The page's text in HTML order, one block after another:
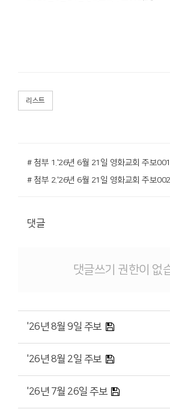
리스트
# 첨부 1.'26년 6월 21일 영화교회 주보
# 첨부 2.'26년 6월 21일 영화교회 주보
댓글
댓글쓰기 권한이 없
'26년 8월 9일 주보
'26년 8월 2일 주보
'26년 7월 26일 주보